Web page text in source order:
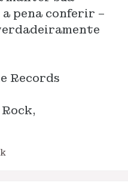
pena conferir –
Records